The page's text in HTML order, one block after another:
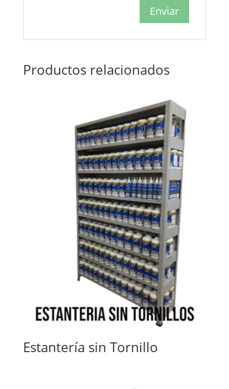
Productos relacionados
Estantería sin Tornillo